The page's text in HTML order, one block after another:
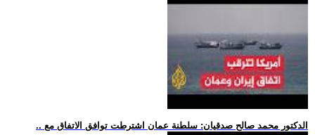
.. الدكتور محمد صالح صدقيان: سلطنة عمان اشترطت توافق الاتفاق مع